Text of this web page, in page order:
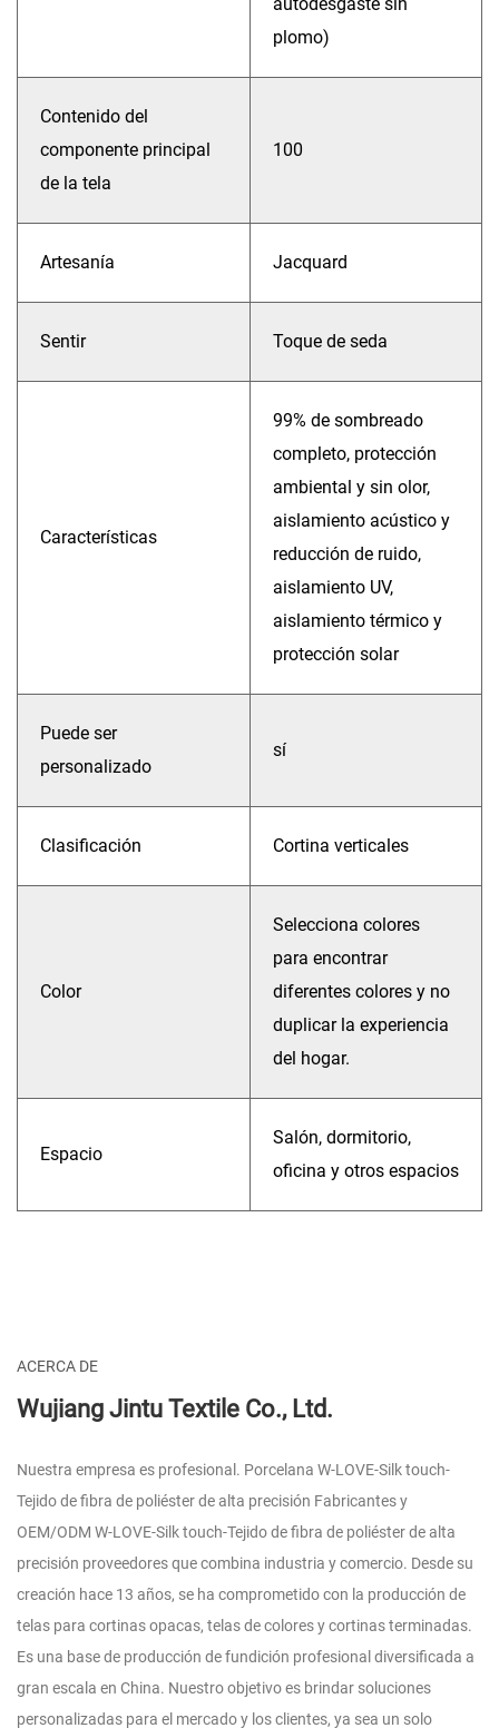
autodesgaste sin
plomo)
Contenido del
componente principal
de la tela
100
Artesanía Jacquard
Sentir Toque de seda
Características
99% de sombreado
completo, protección
ambiental y sin olor,
aislamiento acústico y
reducción de ruido,
aislamiento UV,
aislamiento térmico y
protección solar
Puede ser
personalizado
sí
Clasificación Cortina verticales
Color
Selecciona colores
para encontrar
diferentes colores y no
duplicar la experiencia
del hogar.
Espacio
Salón, dormitorio,
oficina y otros espacios
ACERCA DE
Wujiang Jintu Textile Co., Ltd.
Nuestra empresa es profesional. Porcelana W-LOVE-Silk touch-
Tejido de fibra de poliéster de alta precisión Fabricantesy
OEM/ODM W-LOVE-Silk touch-Tejido de fibra de poliéster de alta
precisión proveedoresque combina industria y comercio. Desde su
creación hace 13 años, se ha comprometido con la producción de
telas para cortinas opacas, telas de colores y cortinas terminadas.
Es una base de producción de fundición profesional diversificada a
gran escala en China. Nuestro objetivo es brindar soluciones
personalizadas para el mercado y los clientes, ya sea un solo